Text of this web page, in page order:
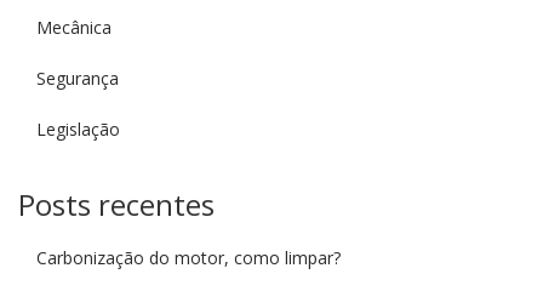
Mecânica
Segurança
Legislação
Posts recentes
Carbonização do motor, como limpar?